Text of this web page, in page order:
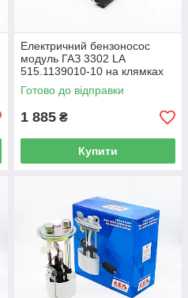
Електричний бензоносос
модуль ГАЗ 3302 LA
515.1139010-10 на клямках
Готово до відправки
1 885 ₴
Купити